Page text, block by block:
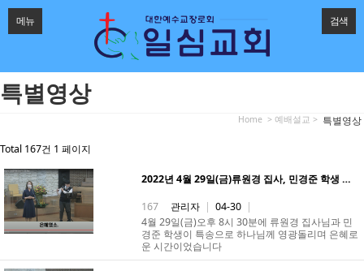
메뉴 검색
특별영상
특별영상
> 예배설교 >
Home
Total 167건 1 페이지
2022년 4월 29일(금)류원경 집사, 민경준 학생 …
167 관리자 | 04-30 |
4월 29일(금)오후 8시 30분에 류원경 집사님과 민
경준 학생이 특송으로 하나님께 영광돌리며 은혜로
운 시간이었습니다